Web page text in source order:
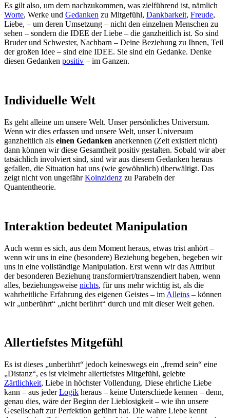
Es gilt also, um dem nachzukommen, was zielführend ist, nämlich
Worte, Werke und Gedanken zu Mitgefühl, Dankbarkeit, Freude,
Liebe, – um deren Umsetzung – nicht den einzelnen Menschen zu
sehen – sondern die IDEE der Liebe – die ganzheitlich ist. So sind
Bruder und Schwester, Nachbarn – Deine Beziehung zu Ihnen, Teil
der großen Idee – sind eine IDEE. Sie sind ein Gedanke. Denke
diesen Gedanken positiv – im Ganzen.
Individuelle Welt
Es geht alleine um unsere Welt. Unser persönliches Universum.
Wenn wir dies erfassen und unsere Welt, unser Universum
ganzheitlich als einen Gedanken anerkennen (Zeit existiert nicht)
dann können wir diese Gesamtheit positiv gestalten. Sobald wir aber
tatsächlich involviert sind, sind wir aus diesem Gedanken heraus
gefallen, die Situation hat uns (wie gewöhnlich) überwältigt. Das
zeigt nicht von ungefährKoinzidenz zu Parabeln der
Quantentheorie.
Interaktion bedeutet Manipulation
Auch wenn es sich, aus dem Moment heraus, etwas trist anhört –
wenn wir uns in eine (besondere) Beziehung begeben, begeben wir
uns in eine vollständige Manipulation. Erst wenn wir das Attribut
der besonderen Beziehung transformiert/transzendiert haben, wenn
alles, beziehungsweise nichts, für uns mehr wichtig ist, als die
wahrheitliche Erfahrung des eigenen Geistes – im Alleins – können
wir „unberührt“ „nicht berührt“ durch und mit dieser Welt gehen.
Allertiefstes Mitgefühl
Es ist dieses „unberührt“ jedoch keineswegs ein „fremd sein“ eine
„Distanz“, es ist vielmehr allertiefstes Mitgefühl, gelebte
Zärtlichkeit, Liebe in höchster Vollendung. Diese ehrliche Liebe
kann – aus jederLogik heraus – keine Unterschiede kennen – denn,
genau dies, wäre der Beginn der Lieblosigkeit – wie ihn unsere
Gesellschaft zur Perfektion geführt hat. Die wahre Liebe kennt